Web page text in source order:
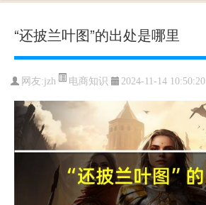
“还披兰叶图”的出处是哪里
网友:jzh 电商知识 2024-11-14 10:50:20